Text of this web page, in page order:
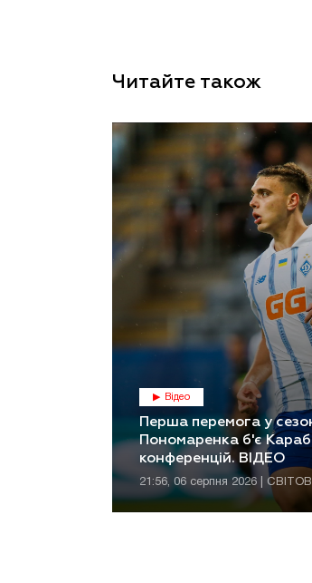
Читайте також
Відео
Перша перемога у
Пономаренка б'є
конференцій. ВІДЕО
21:56, 06 серпня 2026 |